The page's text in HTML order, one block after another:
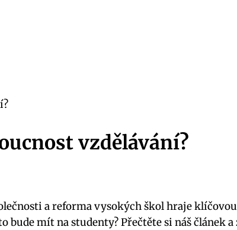
vzdělávání?
a reforma vysokých škol hraje
bude mít na studenty? Přečtěte si náš článek